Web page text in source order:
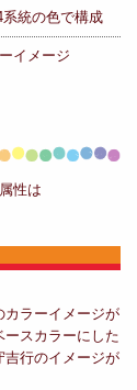
系統の色で構成
イメージ
性は
カラーイメージが
ースカラーにした
吉行のイメージが